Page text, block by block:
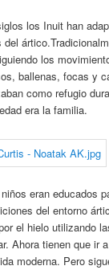
los Inuit han
los
ballenas, focas y
como refugio
era la familia.
eran educados
del entorno
el hielo utilizando
Ahora tienen que ir
moderna. Pero